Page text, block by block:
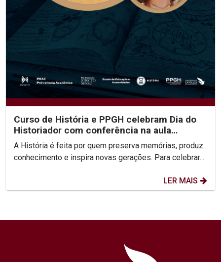
Curso de História e PPGH celebram Dia do
Historiador com conferência na aula
inaugural do semestre
A História é feita por quem preserva memórias, produz
conhecimento e inspira novas gerações. Para celebrar...
LER MAIS